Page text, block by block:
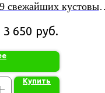
свежайших кустовых
микс в зеленой
упаковке
3 650 руб.
Купить